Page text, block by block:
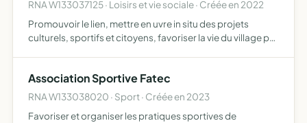
RNA W133037125 · Loisirs et vie sociale · Créée en 2022
Promouvoir le lien, mettre en uvre in situ des projets
culturels, sportifs et citoyens, favoriser la vie du village par
Association Sportive Fatec
RNA W133038020 · Sport · Créée en 2023
Favoriser et organiser les pratiques sportives de